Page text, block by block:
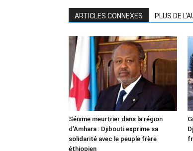
ARTICLES CONNEXES PLUS DE
Séisme meurtrier dans la région
d’Amhara : Djibouti exprime sa
solidarité avec le peuple frère
éthiopien